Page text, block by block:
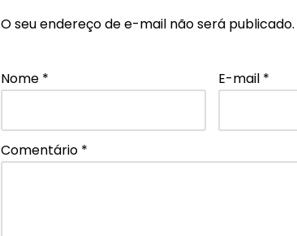
O seu endereço de e-mail não será publicado.
Nome * E-mail *
Comentário *